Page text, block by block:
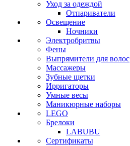
Уход за одеждой
Отпариватели
Освещение
Ночники
Электробритвы
Фены
Выпрямители для волос
Массажеры
Зубные щетки
Ирригаторы
Умные весы
Маникюрные наборы
LEGO
Брелоки
LABUBU
Сертификаты